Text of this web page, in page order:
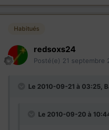
Habitués
redsoxs24
Posté(e) 21 septembre
Le 2010-09-21 à 03:25,
Le 2010-09-20 à